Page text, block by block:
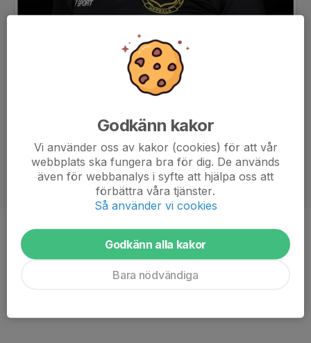
Titel
Ålder
51 år
Godkänn kakor
Vi använder oss av kakor (cookies) för att vår
webbplats ska fungera bra för dig. De används
även för webbanalys i syfte att hjälpa oss att
förbättra våra tjänster.
Så använder vi cookies
Godkänn alla kakor
Bara nödvändiga